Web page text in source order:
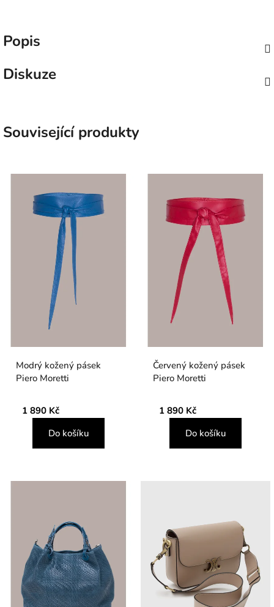
Popis
Diskuze
Související produkty
Modrý kožený pásek
Piero Moretti
1 890 Kč
Do košíku
Červený kožený pásek
Piero Moretti
1 890 Kč
Do košíku